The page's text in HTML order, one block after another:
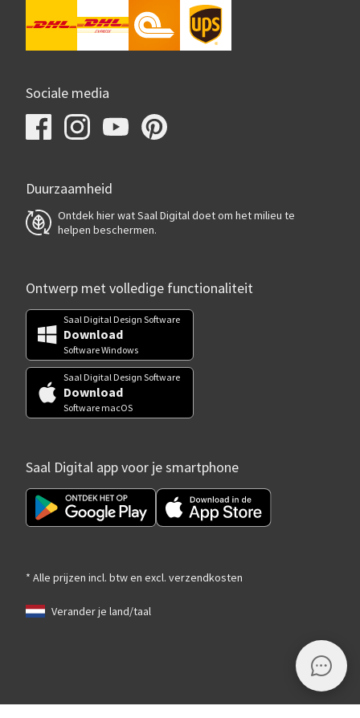
Sociale media
Duurzaamheid
Ontdek hier wat Saal Digital doet om het milieu te
helpen beschermen.
Ontwerp met volledige functionaliteit
Saal Digital Design Software
Download
Software Windows
Saal Digital Design Software
Download
Software macOS
Saal Digital app voor je smartphone
* Alle prijzen incl. btw en excl. verzendkosten
Verander je land/taal